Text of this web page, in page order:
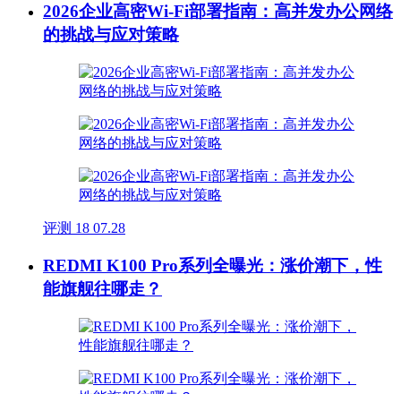
2026企业高密Wi-Fi部署指南：高并发办公网络
的挑战与应对策略
评测 18 07.28
REDMI K100 Pro系列全曝光：涨价潮下，性
能旗舰往哪走？